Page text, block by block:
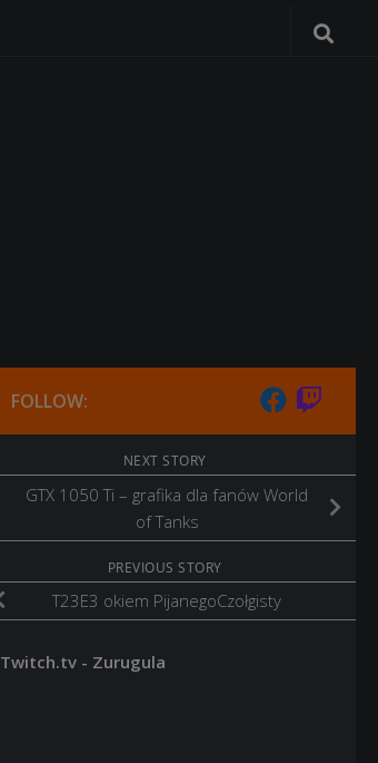
FOLLOW:
NEXT STORY
GTX 1050 Ti – grafika dla fanów World
of Tanks
PREVIOUS STORY
T23E3 okiem PijanegoCzołgisty
Twitch.tv - Zurugula